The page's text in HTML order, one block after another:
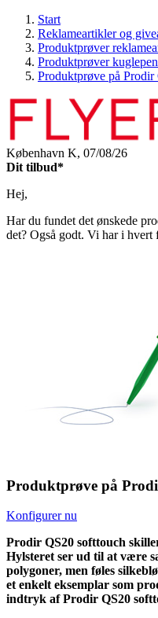
Start
Reklameartikler og
Produktprøver
Produktprøver
Produktprøve på
København K, 07/08/26
Dit tilbud*
Hej,
Har du fundet det ønskede
det? Også godt. Vi har i
Produktprøve på
Konfigurer nu
Prodir QS20 softtouch
Hylsteret ser ud til at være
polygoner, men føles
et enkelt eksemplar som
indtryk af Prodir QS20